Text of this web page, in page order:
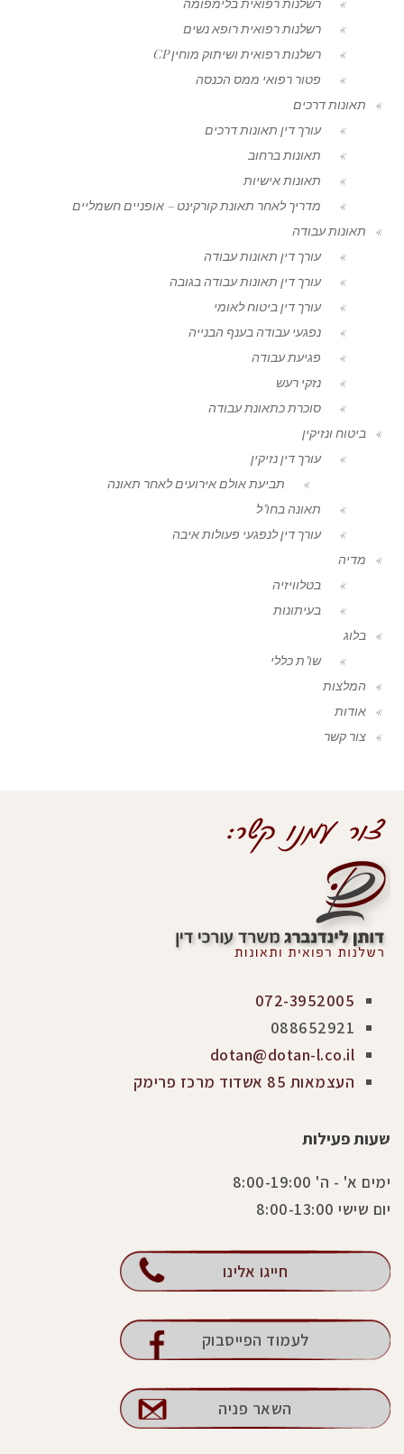
רשלנות רפואית רופא נשים
רשלנות רפואית ושיתוק מוחין CP
פטור רפואי ממס הכנסה
תאונות דרכים
עורך דין תאונות דרכים
תאונות ברחוב
תאונות אישיות
מדריך לאחר תאונת קורקינט – אופניים חשמליים
תאונות עבודה
עורך דין תאונות עבודה
עורך דין תאונות עבודה בגובה
עורך דין ביטוח לאומי
נפגעי עבודה בענף הבנייה
פגיעת עבודה
נזקי רעש
סוכרת כתאונת עבודה
ביטוח ונזיקין
עורך דין נזיקין
תביעת אולם אירועים לאחר תאונה
תאונה בחו"ל
עורך דין לנפגעי פעולות איבה
מדיה
בטלוויזיה
בעיתונות
בלוג
שו"ת כללי
המלצות
אודות
צור קשר
072-3952005
088652921
dotan@dotan-l.co.il
העצמאות 85 אשדוד מרכז פרימק
שעות פעילות
ימים א' - ה' 8:00-19:00
יום שישי 8:00-13:00
חייגו אלינו
לעמוד הפייסבוק
השאר פניה